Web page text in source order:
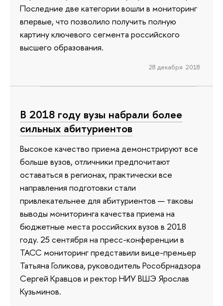
Последние две категории вошли в мониторинг
впервые, что позволило получить полную
картину ключевого сегмента российского
высшего образования.
28 декабря 2018
В 2018 году вузы набрали более
сильных абитуриентов
Высокое качество приема демонстрируют все
больше вузов, отличники предпочитают
оставаться в регионах, практически все
направления подготовки стали
привлекательнее для абитуриентов — таковы
выводы мониторинга качества приема на
бюджетные места российских вузов в 2018
году. 25 сентября на пресс-конференции в
ТАСС мониторинг представили вице-премьер
Татьяна Голикова, руководитель Рособрнадзора
Сергей Кравцов и ректор НИУ ВШЭ Ярослав
Кузьминов.